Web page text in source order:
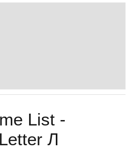
List -
Л